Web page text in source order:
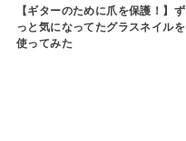
【ギターのために爪を保護！】ず
っと気になってたグラスネイルを
使ってみた